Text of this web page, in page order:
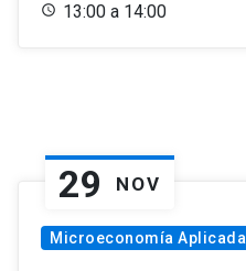
13:00 a 14:00
29 NOV
Microeconomía Aplicada